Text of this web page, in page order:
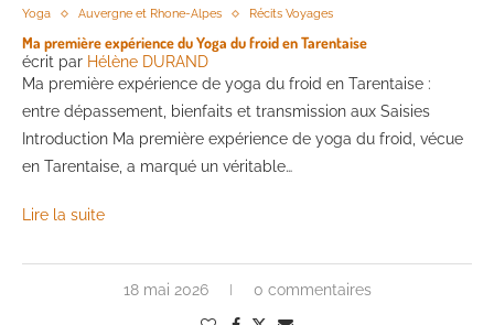
Yoga Auvergne et Rhone-Alpes Récits Voyages
Ma première expérience du Yoga du froid en Tarentaise
écrit par Hélène DURAND
Ma première expérience de yoga du froid en Tarentaise :
entre dépassement, bienfaits et transmission aux Saisies
Introduction Ma première expérience de yoga du froid, vécue
en Tarentaise, a marqué un véritable…
Lire la suite
18 mai 2026 0 commentaires